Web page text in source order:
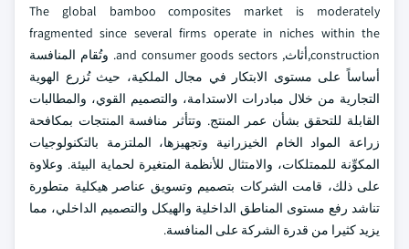
The global bamboo composites market is moderately
fragmented since several firms operate in niches within the
construction,أثاث, and consumer goods sectors. وتُقام المنافسة
أساساً على مستوى الابتكار في مجال الملكية، حيث تُزرع الهوية
التجارية من خلال مبادرات الاستدامة، والتصميم القوي، والمطالبات
القابلة للتحقق بشأن عمر المنتج. وتتأثر منافسة المنتجات بمكافحة
زراعة المواد الخام الخيزرانية وتجهيزها، الملتزمة بالتكنولوجيات
المكوِّنة للممتلكات، والامتثال للأنظمة المتغيرة لحماية البيئة. وعلاوة
على ذلك، قامت الشركات بتصميم وتسويق عناصر هيكلية متطورة
تناشد رفع مستوى المناطق الداخلية والهيكل والتصميم الداخلي، مما
يزيد كثيرا من قدرة الشركة على المنافسة.